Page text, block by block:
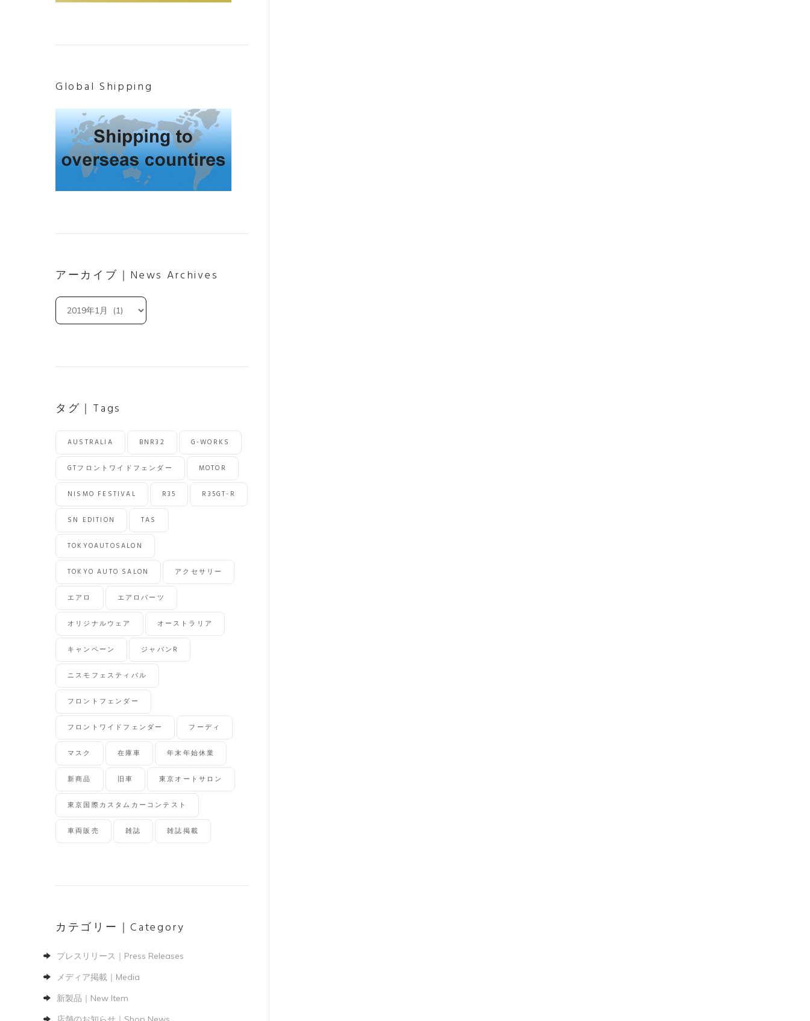
Global Shipping
アーカイブ｜News Archives
ア
ー
Archives
タグ｜Tags
AUSTRALIA BNR32 G-WORKS
GTフロントワイドフェンダー MOTOR
NISMO FESTIVAL R35 R35GT-R
SN EDITION TAS
TOKYOAUTOSALON
TOKYO AUTO SALON アクセサリー
エアロ エアロパーツ
オリジナルウェア オーストラリア
キャンペーン ジャパンR
ニスモフェスティバル
フロントフェンダー
フロントワイドフェンダー フーディ
マスク 在庫車 年末年始休業
新商品 旧車 東京オートサロン
東京国際カスタムカーコンテスト
車両販売 雑誌 雑誌掲載
カテゴリー｜Category
プレスリリース｜Press Releases
メディア掲載｜Media
新製品｜New Item